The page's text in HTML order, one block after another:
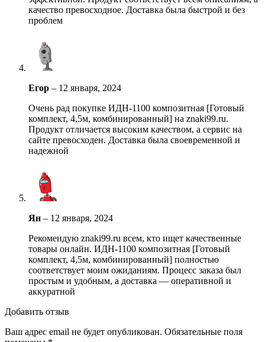
качество превосходное. Доставка была быстрой и без
проблем
Егор – 12 января, 2024
Очень рад покупке ИДН-1100 композитная [Готовый
комплект, 4,5м, комбинированный] на znaki99.ru.
Продукт отличается высоким качеством, а сервис на
сайте превосходен. Доставка была своевременной и
надежной
Ян – 12 января, 2024
Рекомендую znaki99.ru всем, кто ищет качественные
товары онлайн. ИДН-1100 композитная [Готовый
комплект, 4,5м, комбинированный] полностью
соответствует моим ожиданиям. Процесс заказа был
простым и удобным, а доставка — оперативной и
аккуратной
Добавить отзыв
Ваш адрес email не будет опубликован. Обязательные поля